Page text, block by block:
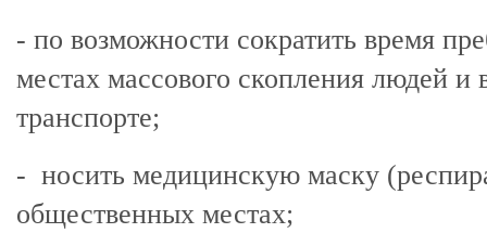
- по возможности сократить время
местах массового скопления людей и
транспорте;
- носить медицинскую маску
общественных местах;